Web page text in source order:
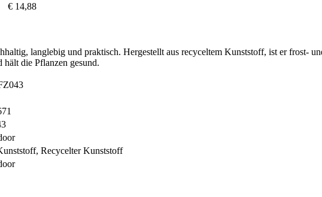
€ 14,88
langlebig und praktisch. Hergestellt aus recyceltem Kunststoff, ist er frost-
hält die Pflanzen gesund.
Recycelter Kunststoff